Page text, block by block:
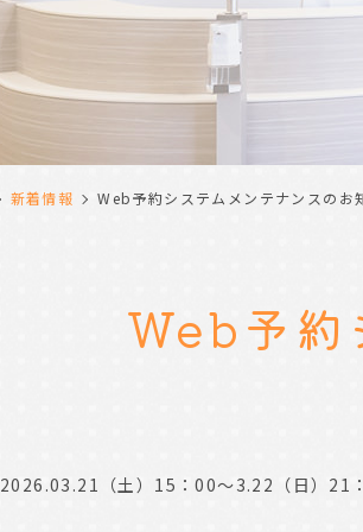
新着情報 Web予約システムメンテナンスのお
Web予約
2026.03.21（土）15：00～3.22（日）21